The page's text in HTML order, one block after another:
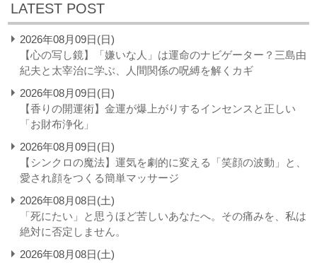
LATEST POST
2026年08月09日(日)
【心の写し鏡】「嫌いな人」は運命のナビゲーター？三島由
紀夫と太宰治に学ぶ、人間関係の呪縛を解くカギ
2026年08月09日(日)
【香りの開運術】金運が爆上がりするインセンスと正しい
「お財布浄化」
2026年08月09日(日)
【シンクロの魔法】運気を劇的に変える「笑顔の波動」と、
愛され顔をつくる簡単マッサージ
2026年08月08日(土)
「死にたい」と思うほど苦しいあなたへ。その痛みを、私は
絶対に否定しません。
2026年08月08日(土)